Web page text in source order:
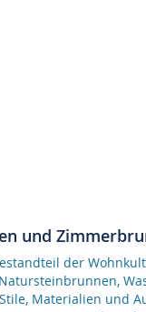
und
der
Materialien und